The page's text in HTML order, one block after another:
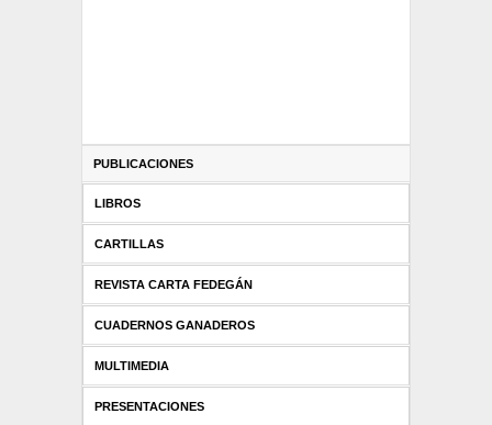
PUBLICACIONES
LIBROS
CARTILLAS
REVISTA CARTA FEDEGÁN
CUADERNOS GANADEROS
MULTIMEDIA
PRESENTACIONES